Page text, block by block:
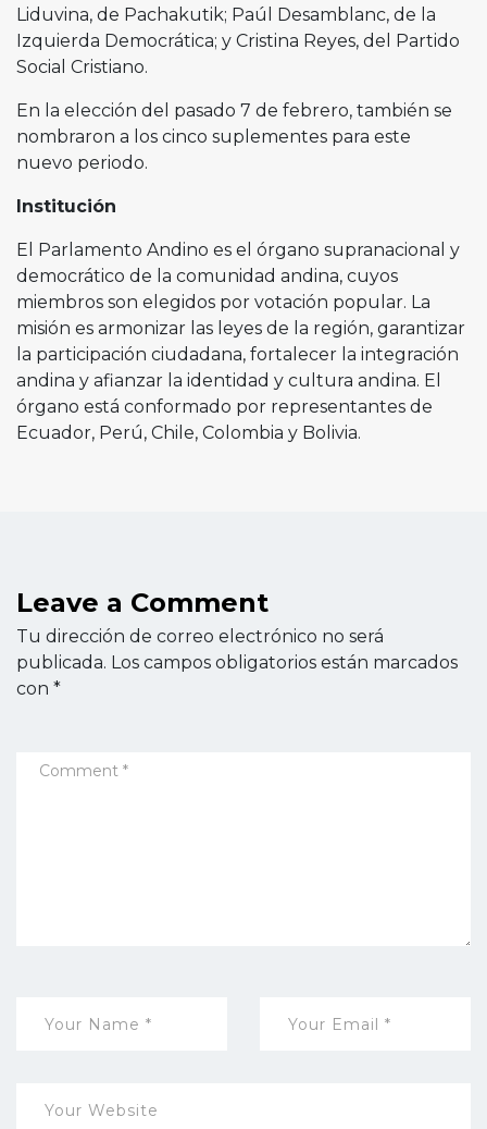
Liduvina, de Pachakutik; Paúl Desamblanc, de la
Izquierda Democrática; y Cristina Reyes, del Partido
Social Cristiano.
En la elección del pasado 7 de febrero, también se
nombraron a los cinco suplementes para este
nuevo periodo.
Institución
El Parlamento Andino es el órgano supranacional y
democrático de la comunidad andina, cuyos
miembros son elegidos por votación popular. La
misión es armonizar las leyes de la región, garantizar
la participación ciudadana, fortalecer la integración
andina y afianzar la identidad y cultura andina. El
órgano está conformado por representantes de
Ecuador, Perú, Chile, Colombia y Bolivia.
Leave a Comment
Tu dirección de correo electrónico no será
publicada. Los campos obligatorios están marcados
con *